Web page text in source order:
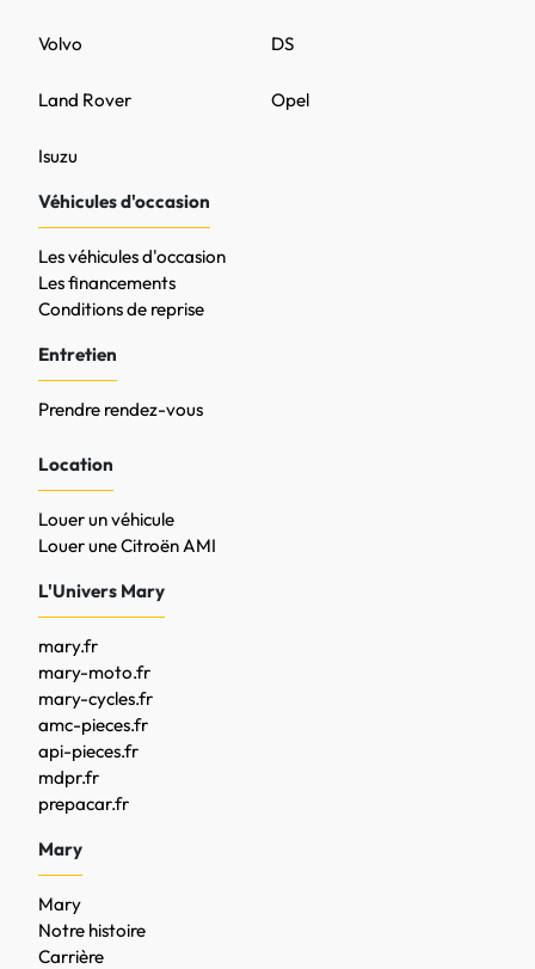
DS
Opel
Volvo
Land Rover
Isuzu
Véhicules d'occasion
Les véhicules d'occasion
Les financements
Conditions de reprise
Entretien
Prendre rendez-vous
Location
Louer un véhicule
Louer une Citroën AMI
L'Univers Mary
mary.fr
mary-moto.fr
mary-cycles.fr
amc-pieces.fr
api-pieces.fr
mdpr.fr
prepacar.fr
Mary
Mary
Notre histoire
Carrière